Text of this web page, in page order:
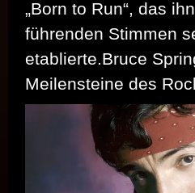
„Born to Run“, das
führenden Stimmen
etablierte.Bruce
Meilensteine des